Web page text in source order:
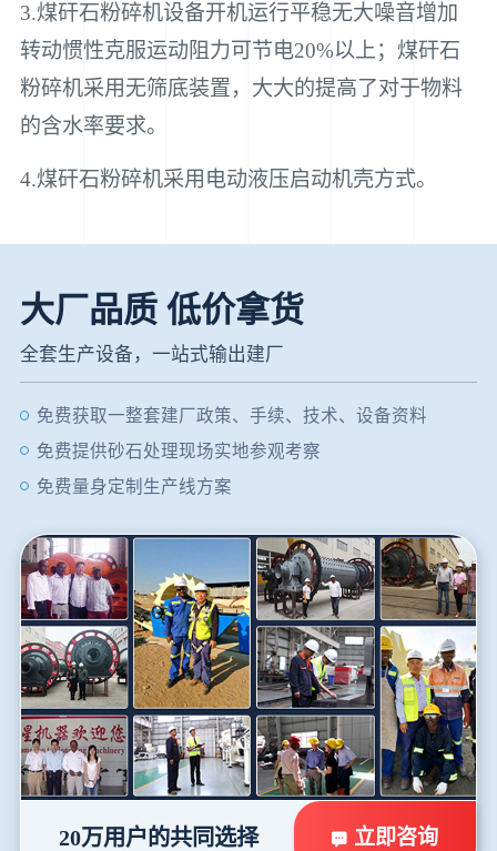
3.煤矸石粉碎机设备开机运行平稳无大噪音增加
转动惯性克服运动阻力可节电20%以上；煤矸石
粉碎机采用无筛底装置，大大的提高了对于物料
的含水率要求。
4.煤矸石粉碎机采用电动液压启动机壳方式。
大厂品质 低价拿货
全套生产设备，一站式输出建厂
免费获取一整套建厂政策、手续、技术、设备资料
免费提供砂石处理现场实地参观考察
免费量身定制生产线方案
20万用户的共同选择 立即咨询